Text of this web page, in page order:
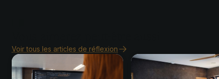
Voir tous les articles de réflexion